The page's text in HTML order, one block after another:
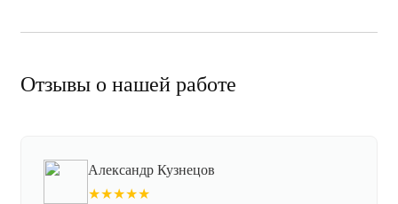
Отзывы о нашей работе
Александр Кузнецов
★★★★★